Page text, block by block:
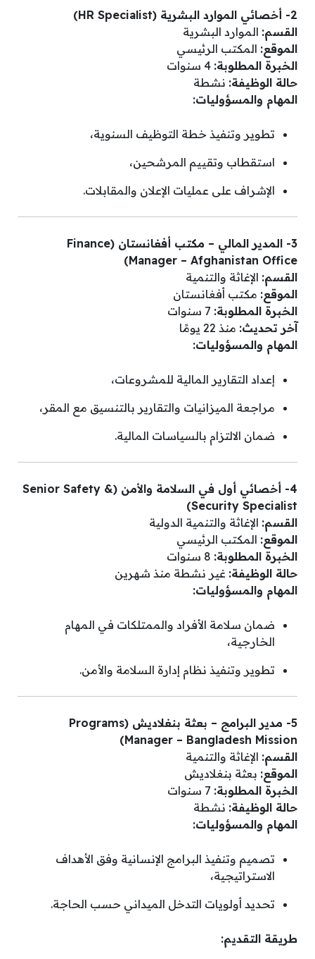
2- أخصائي الموارد البشرية (HR Specialist)
القسم: الموارد البشرية
الموقع: المكتب الرئيسي
الخبرة المطلوبة:
حالة الوظيفة: نشطة
المهام والمسؤوليات:
تطوير وتنفيذ خطة التوظيف السنوية،
استقطاب وتقييم المرشحين،
الإشراف على عمليات الإعلان والمقابلات.
3- المدير المالي – مكتب أفغانستان (Finance
Manager – Afghanistan Office)
القسم: الإغاثة والتنمية
الموقع: مكتب أفغانستان
الخبرة المطلوبة:
آخر تحديث: منذ 22 يومًا
المهام والمسؤوليات:
إعداد التقارير المالية للمشروعات،
مراجعة الميزانيات والتقارير بالتنسيق مع المقر،
ضمان الالتزام بالسياسات المالية.
4- أخصائي أول في السلامة والأمن (Senior Safety &
Security Specialist)
القسم: الإغاثة والتنمية الدولية
الموقع: المكتب الرئيسي
الخبرة المطلوبة:
حالة الوظيفة: غير نشطة منذ شهرين
المهام والمسؤوليات:
ضمان سلامة الأفراد والممتلكات في المهام
الخارجية،
تطوير وتنفيذ نظام إدارة السلامة والأمن.
5- مدير البرامج – بعثة بنغلاديش (Programs
Manager – Bangladesh Mission)
القسم: الإغاثة والتنمية
الموقع: بعثة بنغلاديش
الخبرة المطلوبة:
حالة الوظيفة: نشطة
المهام والمسؤوليات:
تصميم وتنفيذ البرامج الإنسانية وفق الأهداف
الاستراتيجية،
تحديد أولويات التدخل الميداني حسب الحاجة.
طريقة التقديم: